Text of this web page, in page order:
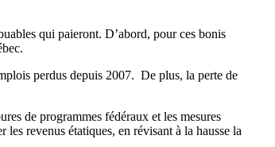
qui paieront. D’abord, pour ces bonis
perdus depuis 2007. De plus, la perte de
de programmes fédéraux et les mesures
revenus étatiques, en révisant à la hausse la